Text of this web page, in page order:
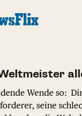
Wende so:
seine